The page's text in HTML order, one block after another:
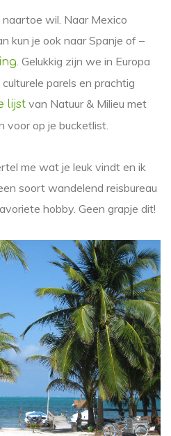
naartoe wil. Naar Mexico
kun je ook naar Spanje of –
. Gelukkig zijn we in Europa
parels en prachtig
lijst van Natuur & Milieu met
voor op je bucketlist.
me wat je leuk vindt en ik
soort wandelend reisbureau
hobby. Geen grapje dit!